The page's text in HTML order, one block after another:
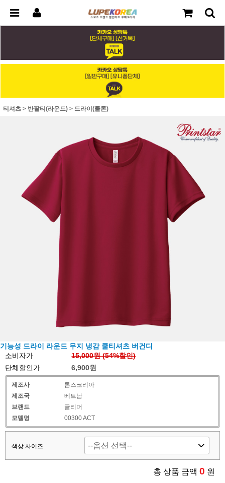
티셔츠 > 반팔티(라운드) > 드라이(쿨론)
기능성 드라이 라운드 무지 냉감 쿨티셔츠 버건디
소비자가
15,000원 (54%할인)
단체할인가
6,900원
제조사
톰스코리아
제조국
베트남
브랜드
글리머
모델명
00300 ACT
색상:사이즈
총 상품 금액 0 원